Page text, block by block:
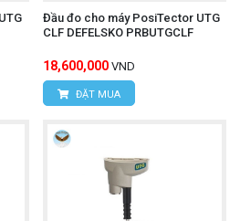
Đầu đo cho máy PosiTector UTG
CLF DEFELSKO PRBUTGCLF
18,600,000 VND
ĐẶT MUA